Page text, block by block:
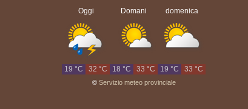
Oggi Domani domenica
© Servizio meteo provinciale
19 °C 32 °C 18 °C 33 °C 19 °C 33 °C